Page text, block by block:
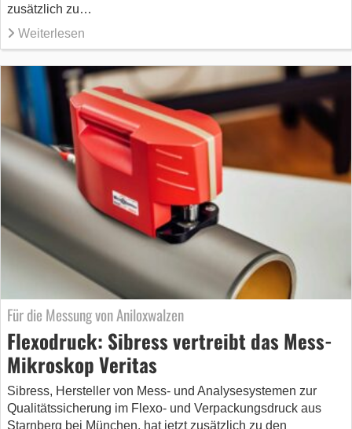
zusätzlich zu…
Weiterlesen
Für die Messung von Aniloxwalzen
Flexodruck: Sibress vertreibt das Mess-
Mikroskop Veritas
Sibress, Hersteller von Mess- und Analysesystemen zur
Qualitätssicherung im Flexo- und Verpackungsdruck aus
Starnberg bei München, hat jetzt zusätzlich zu den